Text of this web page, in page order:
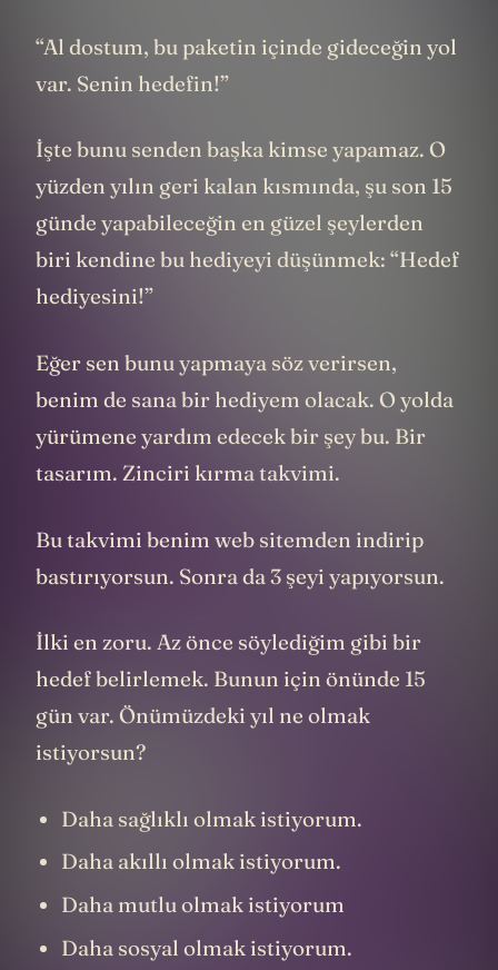
“Al dostum, bu paketin içinde gideceğin yol
var. Senin hedefin!”
İşte bunu senden başka kimse yapamaz. O
yüzden yılın geri kalan kısmında, şu son 15
günde yapabileceğin en güzel şeylerden
biri kendine bu hediyeyi düşünmek: “Hedef
hediyesini!”
Eğer sen bunu yapmaya söz verirsen,
benim de sana bir hediyem olacak. O yolda
yürümene yardım edecek bir şey bu. Bir
tasarım. Zinciri kırma takvimi.
Bu takvimi benim web sitemden indirip
bastırıyorsun. Sonra da 3 şeyi yapıyorsun.
İlki en zoru. Az önce söylediğim gibi bir
hedef belirlemek. Bunun için önünde 15
gün var. Önümüzdeki yıl ne olmak
istiyorsun?
Daha sağlıklı olmak istiyorum.
Daha akıllı olmak istiyorum.
Daha mutlu olmak istiyorum
Daha sosyal olmak istiyorum.